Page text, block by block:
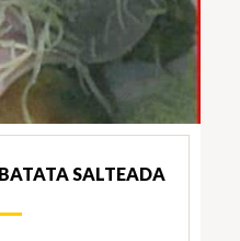
SALTEADA